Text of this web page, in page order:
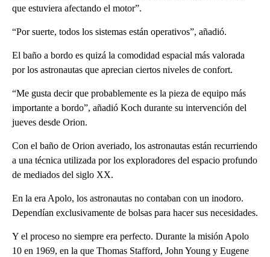
que estuviera afectando el motor”.
“Por suerte, todos los sistemas están operativos”, añadió.
El baño a bordo es quizá la comodidad espacial más valorada
por los astronautas que aprecian ciertos niveles de confort.
“Me gusta decir que probablemente es la pieza de equipo más
importante a bordo”, añadió Koch durante su intervención del
jueves desde Orion.
Con el baño de Orion averiado, los astronautas están recurriendo
a una técnica utilizada por los exploradores del espacio profundo
de mediados del siglo XX.
En la era Apolo, los astronautas no contaban con un inodoro.
Dependían exclusivamente de bolsas para hacer sus necesidades.
Y el proceso no siempre era perfecto. Durante la misión Apolo
10 en 1969, en la que Thomas Stafford, John Young y Eugene